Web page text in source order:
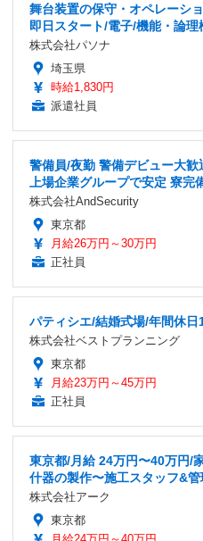
舞台装置の保守・オペレーシ
即日スタート/電子/機能・論理
株式会社パソナ
埼玉県
時給1,830円
派遣社員
警備員/夜勤 警備デビュー大
上場企業グループで安定 寮完
株式会社AndSecurity
東京都
月給26万円～30万円
正社員
パティシエ/結婚式場/年間休
株式会社ベストプランニング
東京都
月給23万円～45万円
正社員
東京都/月給 24万円〜40万円/
什器の製作〜施工スタッフ&管
株式会社アーク
東京都